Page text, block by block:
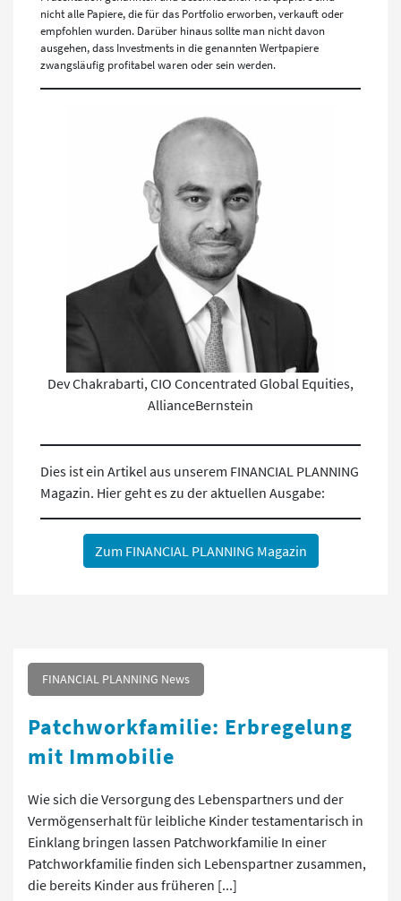
nicht alle Papiere, die für das Portfolio erworben, verkauft oder
empfohlen wurden. Darüber hinaus sollte man nicht davon
ausgehen, dass Investments in die genannten Wertpapiere
zwangsläufig profitabel waren oder sein werden.
Dev Chakrabarti, CIO Concentrated Global Equities,
AllianceBernstein
Dies ist ein Artikel aus unserem FINANCIAL PLANNING
Magazin. Hier geht es zu der aktuellen Ausgabe:
Zum FINANCIAL PLANNING Magazin
FINANCIAL PLANNING News
Patchworkfamilie: Erbregelung
mit Immobilie
Wie sich die Versorgung des Lebenspartners und der
Vermögenserhalt für leibliche Kinder testamentarisch in
Einklang bringen lassen Patchworkfamilie In einer
Patchworkfamilie finden sich Lebenspartner zusammen,
die bereits Kinder aus früheren [...]